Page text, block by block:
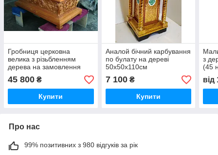
Гробниця церковна
велика з різьбленням
дерева на замовлення
130х65см
45 800 ₴
Купити
Аналой бічний карбування
по булату на дереві
50х50х110см
7 100₴
Купити
з
(45
від
Про нас
99% позитивних з 980 відгуків за рік